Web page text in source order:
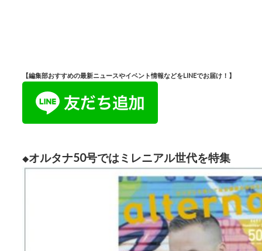
【編集部おすすめの最新ニュースやイベント情報などをLINEでお届け！】
◆オルタナ50号ではミレニアル世代を特集